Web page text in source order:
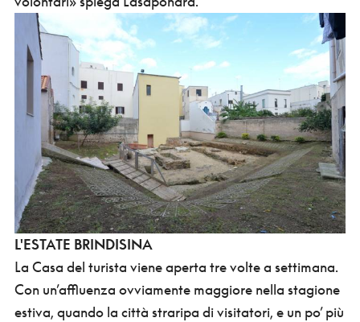
L'ESTATE BRINDISINA
La Casa del turista viene aperta tre volte a settimana.
Con un’affluenza ovviamente maggiore nella stagione
estiva, quando la città straripa di visitatori, e un po’ più